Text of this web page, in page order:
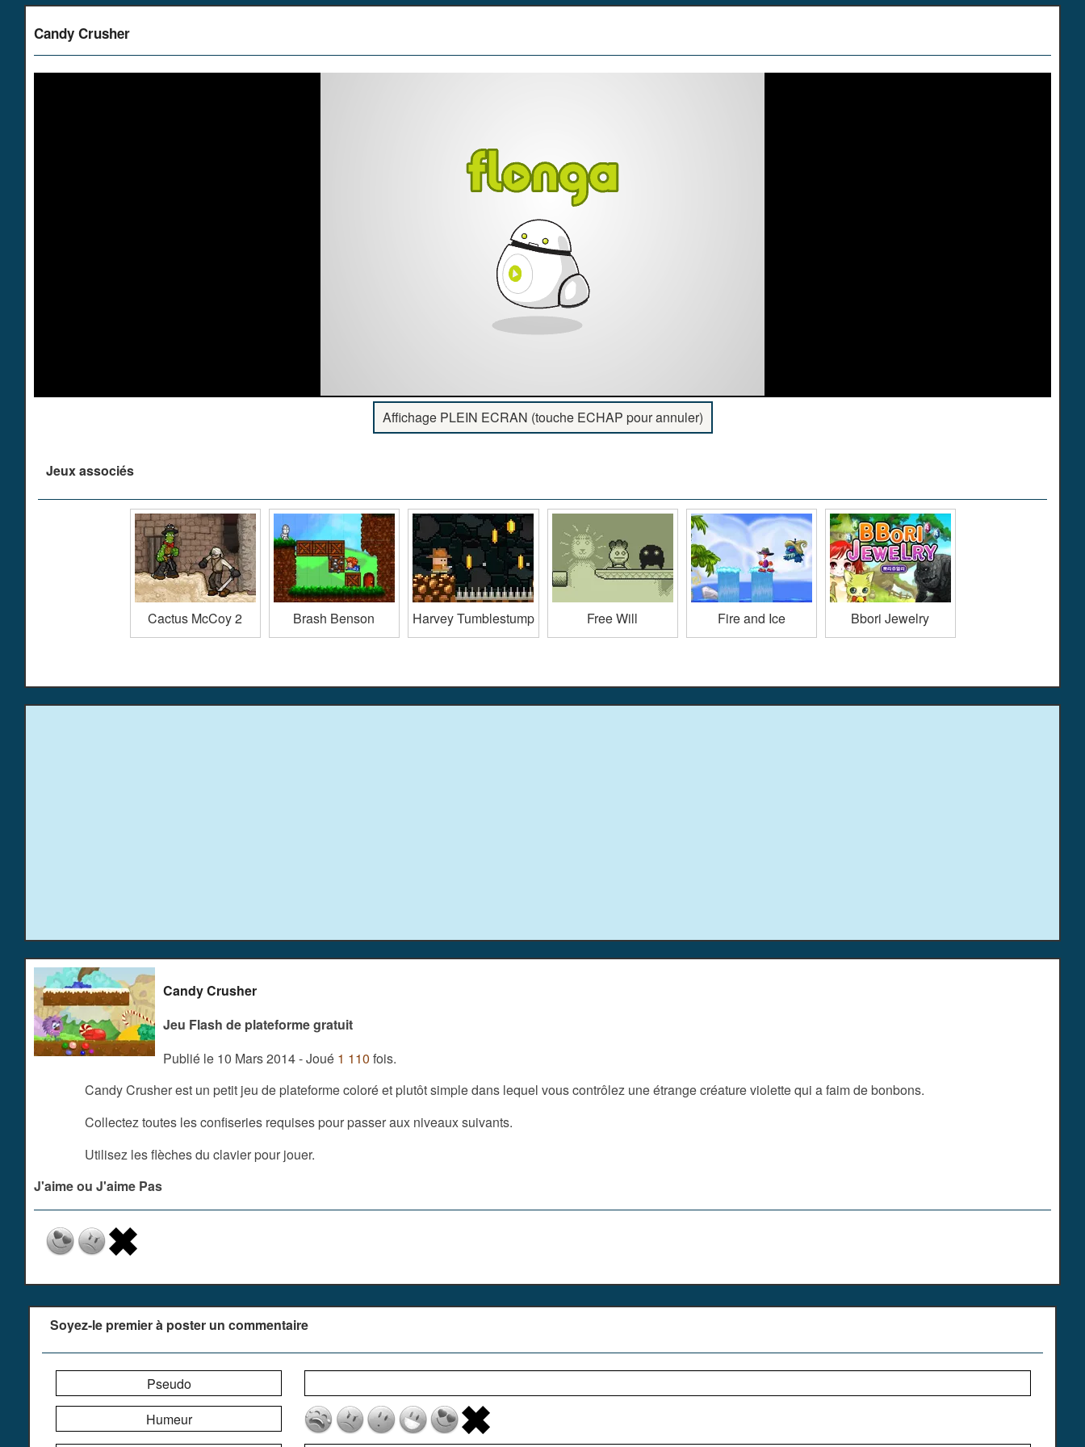
Candy Crusher
Affichage PLEIN ECRAN (touche ECHAP pour annuler)
Jeux associés
Cactus McCoy 2 Brash Benson Harvey Tumblestump Free Will Fire and Ice Bbori Jewelry
Candy Crusher
Jeu Flash de plateforme gratuit
Publié le 10 Mars 2014 - Joué 1 110 fois.
Candy Crusher est un petit jeu de plateforme coloré et plutôt simple dans lequel vous contrôlez une étrange créature violette qui a faim de bonbons.
Collectez toutes les confiseries requises pour passer aux niveaux suivants.
Utilisez les flèches du clavier pour jouer.
J'aime ou J'aime Pas
Soyez-le premier à poster un commentaire
Pseudo
Humeur